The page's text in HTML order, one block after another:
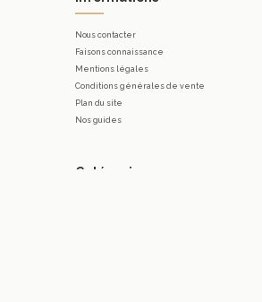
Nous contacter
Faisons connaissance
Mentions légales
Conditions générales de vente
Plan du site
Nos guides
Catégories